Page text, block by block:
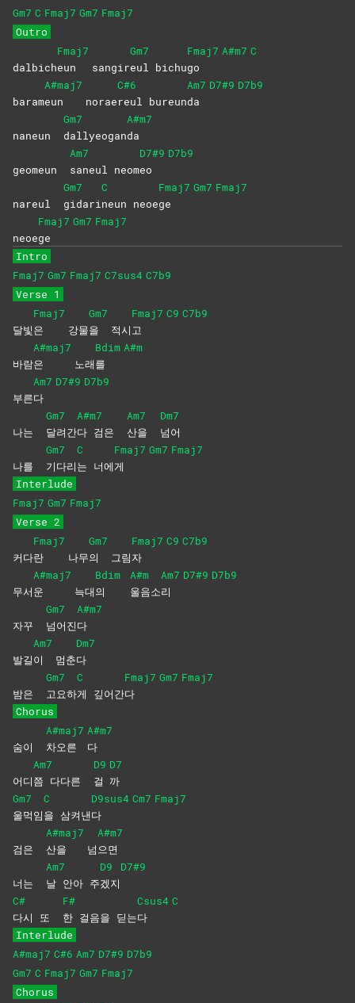
Gm7 C Fmaj7 Gm7 Fmaj7
Outro
dalbich
Fmaj7
eun
sangir
Gm7
eul bichu
Fmaj7
go
A#m7 C
baram
A#maj7
eun
norae
C#6
reul bureun
Am7
da
D7#9 D7b9
naneun
Gm7
dallyeogan
A#m7
da
geomeun
Am7
saneul neom
D7#9
eo
D7b9
nareul
Gm7
gidari
C
neun neoe
Fmaj7
ge
Gm7 Fmaj7
neoe
Fmaj7
ge
Gm7 Fmaj7
Intro
Fmaj7 Gm7 Fmaj7 C7sus4 C7b9
Verse 1
달빛
Fmaj7
은
강물
Gm7
을
적시
Fmaj7
고
C9 C7b9
바람
A#maj7
은
노래
Bdim
를
A#m
부른
Am7
다
D7#9 D7b9
나는
Gm7
달려간
A#m7
다 검은
Am7
산을
Dm7
넘어
나를
Gm7
기다리
C
는 너에
Fmaj7
게
Gm7 Fmaj7
Interlude
Fmaj7 Gm7 Fmaj7
Verse 2
커다
Fmaj7
란
나무
Gm7
의
그림
Fmaj7
자
C9 C7b9
무서
A#maj7
운
늑대
Bdim
의
A#m
울음소
Am7
리
D7#9 D7b9
자꾸
Gm7
넘어진
A#m7
다
발길
Am7
이
멈춘
Dm7
다
밤은
Gm7
고요하
C
게 깊어간
Fmaj7
다
Gm7 Fmaj7
Chorus
숨이
A#maj7
차오른
A#m7
다
어디
Am7
쯤 다다른
D9
걸
D7
까
Gm7
울먹임
C
을 삼켜낸
D9sus4
다
Cm7 Fmaj7
검은
A#maj7
산을
넘
A#m7
으면
너는
Am7
날 안아 주
D9
겠지
D7#9
C#
다시 또
F#
한 걸음을 딛는
Csus4
다
C
Interlude
A#maj7 C#6 Am7 D7#9 D7b9
Gm7 C Fmaj7 Gm7 Fmaj7
Chorus